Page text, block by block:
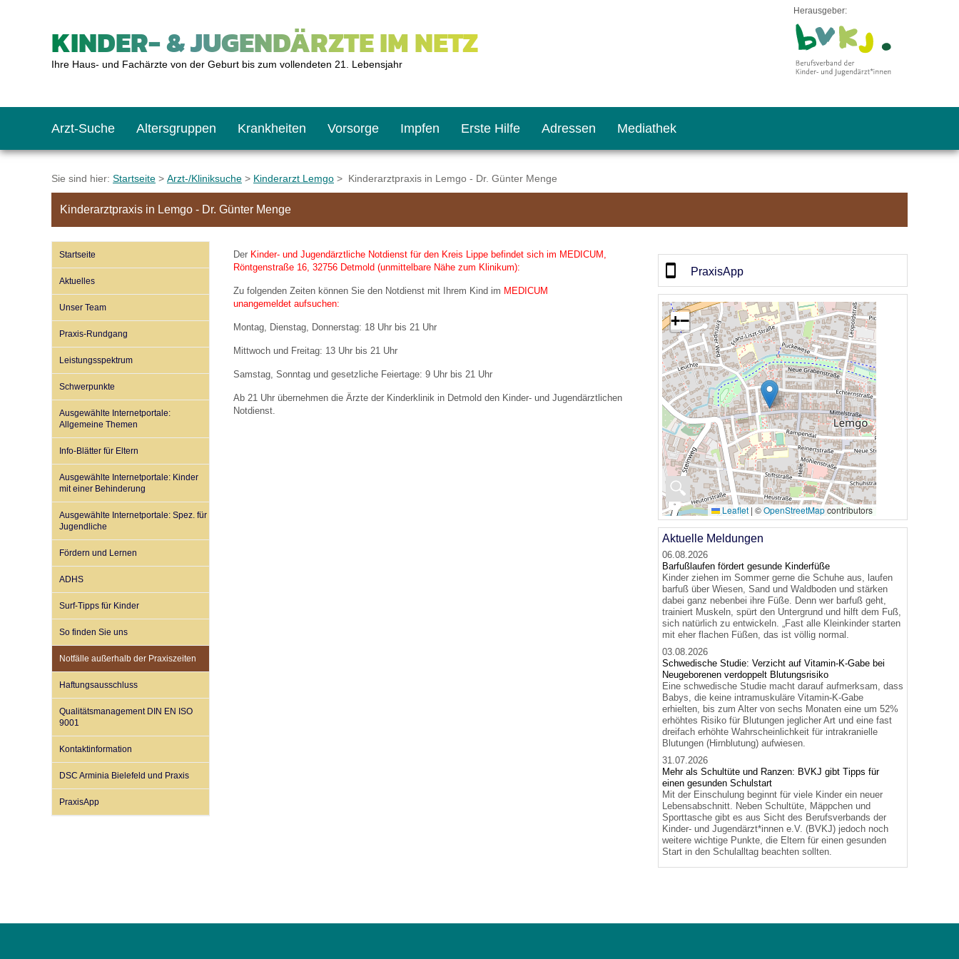
KINDER- & JUGENDÄRZTE IM NETZ
Ihre Haus- und Fachärzte von der Geburt bis zum vollendeten 21. Lebensjahr
Herausgeber:
Arzt-Suche Altersgruppen
Das erste Jahr
Schulkinder
Krankheiten Vorsorge
Baby: U1 bis U6
Schulkind: U10 bis U11
Impfen
Impfkalender
Was muss man beachten?
Häufige Fragen
Erste Hilfe
Notrufnummern
Hausapotheke
Adressen
Notdienste
Gesundheitsämter
Mediathek
BMI-Rechner
Blutdruckrechner
Hörlexikon
Sie sind hier: Startseite > Arzt-/Kliniksuche > Kinderarzt Lemgo > Kinderarztpraxis in Lemgo - Dr. Günter Menge
Kinderarztpraxis in Lemgo - Dr. Günter Menge
Startseite
Aktuelles
Unser Team
Praxis-Rundgang
Leistungsspektrum
Schwerpunkte
Ausgewählte Internetportale:
Allgemeine Themen
Info-Blätter für Eltern
Ausgewählte Internetportale: Kinder
mit einer Behinderung
Ausgewählte Internetportale: Spez. für
Jugendliche
Fördern und Lernen
ADHS
Surf-Tipps für Kinder
So finden Sie uns
Notfälle außerhalb der Praxiszeiten
Haftungsausschluss
Qualitätsmanagement DIN EN ISO
9001
Kontaktinformation
DSC Arminia Bielefeld und Praxis
PraxisApp
Der Kinder- und Jugendärztliche Notdienst für den Kreis Lippe befindet sich im MEDICUM,
Röntgenstraße 16, 32756 Detmold (unmittelbare Nähe zum Klinikum):
Zu folgenden Zeiten können Sie den Notdienst mit Ihrem Kind im MEDICUM
unangemeldet aufsuchen:
Montag, Dienstag, Donnerstag: 18 Uhr bis 21 Uhr
Mittwoch und Freitag: 13 Uhr bis 21 Uhr
Samstag, Sonntag und gesetzliche Feiertage: 9 Uhr bis 21 Uhr
Ab 21 Uhr übernehmen die Ärzte der Kinderklinik in Detmold den Kinder- und Jugendärztlichen
Notdienst.
PraxisApp
🔍
+−
Leaflet | ©OpenStreetMapcontributors
Aktuelle Meldungen
06.08.2026
Barfußlaufen fördert gesunde Kinderfüße
Kinder ziehen im Sommer gerne die Schuhe aus, laufen
barfuß über Wiesen, Sand und Waldboden und stärken
dabei ganz nebenbei ihre Füße. Denn wer barfuß geht,
trainiert Muskeln, spürt den Untergrund und hilft dem Fuß,
sich natürlich zu entwickeln. „Fast alle Kleinkinder starten
mit eher flachen Füßen, das ist völlig normal.
03.08.2026
Schwedische Studie: Verzicht auf Vitamin-K-Gabe bei
Neugeborenen verdoppelt Blutungsrisiko
Eine schwedische Studie macht darauf aufmerksam, dass
Babys, die keine intramuskuläre Vitamin-K-Gabe
erhielten, bis zum Alter von sechs Monaten eine um 52%
erhöhtes Risiko für Blutungen jeglicher Art und eine fast
dreifach erhöhte Wahrscheinlichkeit für intrakranielle
Blutungen (Hirnblutung) aufwiesen.
31.07.2026
Mehr als Schultüte und Ranzen: BVKJ gibt Tipps für
einen gesunden Schulstart
Mit der Einschulung beginnt für viele Kinder ein neuer
Lebensabschnitt. Neben Schultüte, Mäppchen und
Sporttasche gibt es aus Sicht des Berufsverbands der
Kinder- und Jugendärzt*innen e.V. (BVKJ) jedoch noch
weitere wichtige Punkte, die Eltern für einen gesunden
Start in den Schulalltag beachten sollten.